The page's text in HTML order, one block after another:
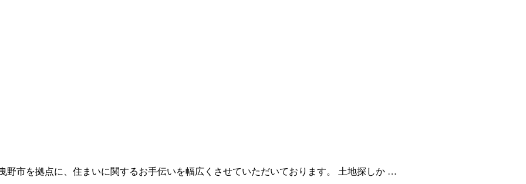
野市を拠点に、住まいに関するお手伝いを幅広くさせていただいております。 土地探しか …